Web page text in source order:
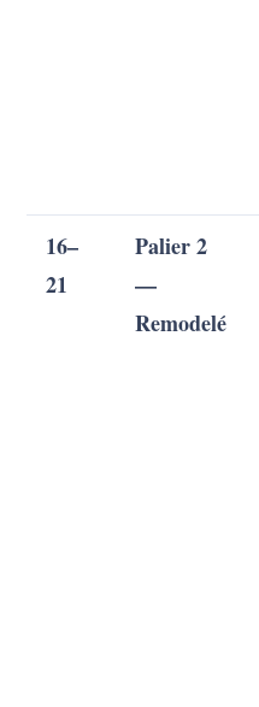
16–
21
Palier 2
—
Remodelé